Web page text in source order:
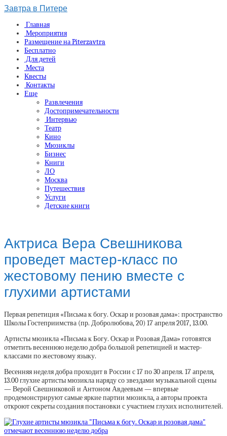
Завтра в Питере
Главная
Мероприятия
Размещение на Piterzavtra
Бесплатно
Для детей
Места
Квесты
Контакты
Еще
Развлечения
Достопримечательности
Интервью
Театр
Кино
Мюзиклы
Бизнес
Книги
ЛО
Москва
Путешествия
Услуги
Детские книги
Актриса Вера Свешникова
проведет мастер-класс по
жестовому пению вместе с
глухими артистами
Первая репетиция «Письма к богу. Оскар и розовая дама»: пространство
Школы Гостеприимства (пр. Добролюбова, 20) 17 апреля 2017, 13.00.
Артисты мюзикла «Письма к Богу. Оскар и Розовая Дама» готовятся
отметить весеннюю неделю добра большой репетицией и мастер-
классами по жестовому языку.
Весенняя неделя добра проходит в России с 17 по 30 апреля. 17 апреля,
13.00 глухие артисты мюзикла наряду со звездами музыкальной сцены
— Верой Свешниковой и Антоном Авдеевым — впервые
продемонстрируют самые яркие партии мюзикла, а авторы проекта
откроют секреты создания постановки с участием глухих исполнителей.